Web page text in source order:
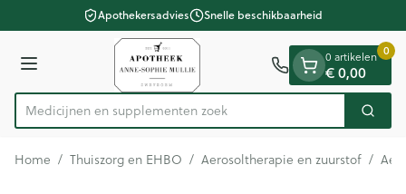
Ga naar de inhoudApothekersadvies Snelle beschikbaarheid
Menu
Product, merk, categorie...
Medicijne Zoek
0 artikelen
€ 0,00
0
Home / Thuiszorg en EHBO / Aerosoltherapie en zuurstof /